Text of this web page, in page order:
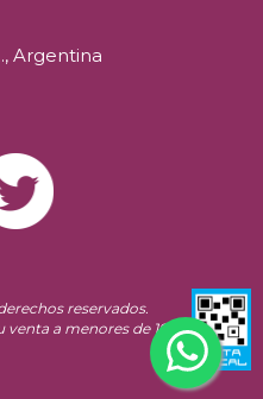
Argentina
reservados.
a menores de 18